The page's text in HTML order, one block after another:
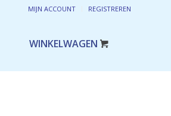
MIJN ACCOUNT REGISTREREN